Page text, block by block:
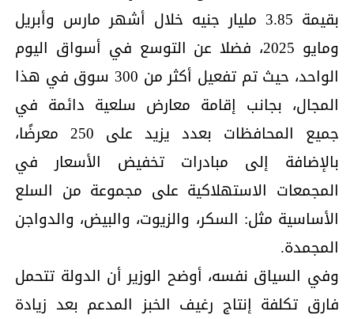
بقيمة 3.85 مليار جنيه خلال أشهر مارس وأبريل
ومايو 2025، فضلا عن التوسع في أسواق اليوم
الواحد، حيث تم تفعيل أكثر من 300 سوق في هذا
المجال، بجانب إقامة معارض سلعية دائمة في
جميع المحافظات بعدد يزيد على 250 معرضًا،
بالإضافة إلى مبادرات تخفيض الأسعار في
المجمعات الاستهلاكية على مجموعة من السلع
الأساسية مثل: السكر، والزيوت، والبيض، والدواجن
المجمدة.
وفي السياق نفسه، أوضح الوزير أن الدولة تتحمل
فارق تكلفة إنتاج رغيف الخبز المدعم بعد زيادة